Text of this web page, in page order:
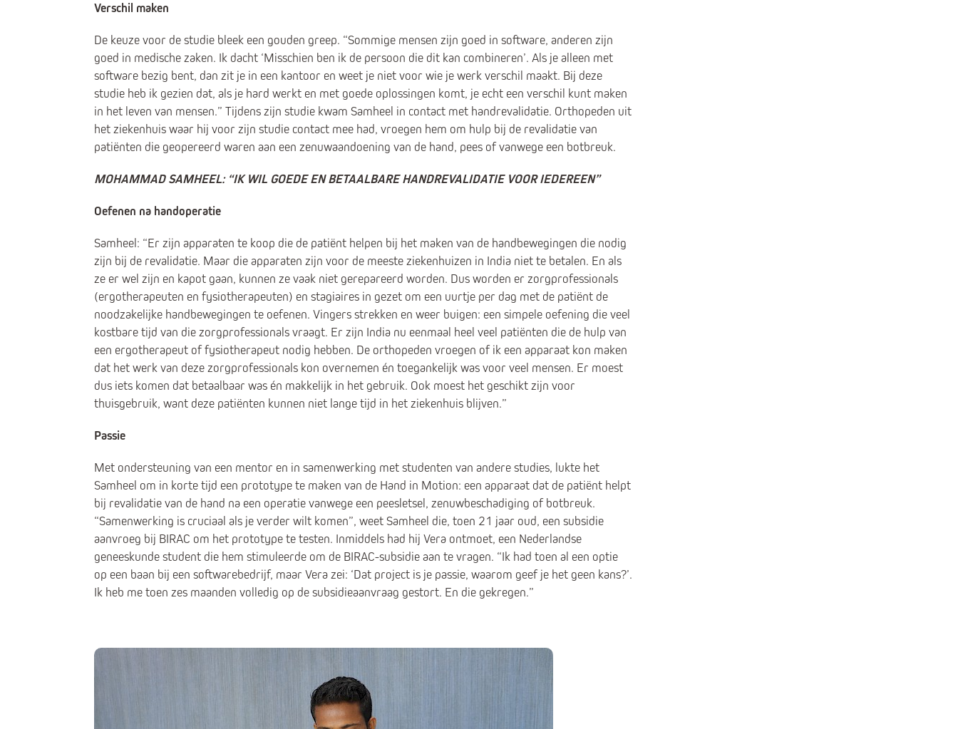
Verschil maken
De keuze voor de studie bleek een gouden greep. “Sommige mensen zijn goed in software, anderen zijn
goed in medische zaken. Ik dacht ‘Misschien ben ik de persoon die dit kan combineren’. Als je alleen met
software bezig bent, dan zit je in een kantoor en weet je niet voor wie je werk verschil maakt. Bij deze
studie heb ik gezien dat, als je hard werkt en met goede oplossingen komt, je echt een verschil kunt maken
in het leven van mensen.” Tijdens zijn studie kwam Samheel in contact met handrevalidatie. Orthopeden uit
het ziekenhuis waar hij voor zijn studie contact mee had, vroegen hem om hulp bij de revalidatie van
patiënten die geopereerd waren aan een zenuwaandoening van de hand, pees of vanwege een botbreuk.
MOHAMMAD SAMHEEL: “IK WIL GOEDE EN BETAALBARE HANDREVALIDATIE VOOR IEDEREEN”
Oefenen na handoperatie
Samheel: “Er zijn apparaten te koop die de patiënt helpen bij het maken van de handbewegingen die nodig
zijn bij de revalidatie. Maar die apparaten zijn voor de meeste ziekenhuizen in India niet te betalen. En als
ze er wel zijn en kapot gaan, kunnen ze vaak niet gerepareerd worden. Dus worden er zorgprofessionals
(ergotherapeuten en fysiotherapeuten) en stagiaires in gezet om een uurtje per dag met de patiënt de
noodzakelijke handbewegingen te oefenen. Vingers strekken en weer buigen: een simpele oefening die veel
kostbare tijd van die zorgprofessionals vraagt. Er zijn India nu eenmaal heel veel patiënten die de hulp van
een ergotherapeut of fysiotherapeut nodig hebben. De orthopeden vroegen of ik een apparaat kon maken
dat het werk van deze zorgprofessionals kon overnemen én toegankelijk was voor veel mensen. Er moest
dus iets komen dat betaalbaar was én makkelijk in het gebruik. Ook moest het geschikt zijn voor
thuisgebruik, want deze patiënten kunnen niet lange tijd in het ziekenhuis blijven.”
Passie
Met ondersteuning van een mentor en in samenwerking met studenten van andere studies, lukte het
Samheel om in korte tijd een prototype te maken van de Hand in Motion: een apparaat dat de patiënt helpt
bij revalidatie van de hand na een operatie vanwege een peesletsel, zenuwbeschadiging of botbreuk.
“Samenwerking is cruciaal als je verder wilt komen”, weet Samheel die, toen 21 jaar oud, een subsidie
aanvroeg bij BIRAC om het prototype te testen. Inmiddels had hij Vera ontmoet, een Nederlandse
geneeskunde student die hem stimuleerde om de BIRAC-subsidie aan te vragen. “Ik had toen al een optie
op een baan bij een softwarebedrijf, maar Vera zei: ‘Dat project is je passie, waarom geef je het geen kans?’.
Ik heb me toen zes maanden volledig op de subsidieaanvraag gestort. En die gekregen.”